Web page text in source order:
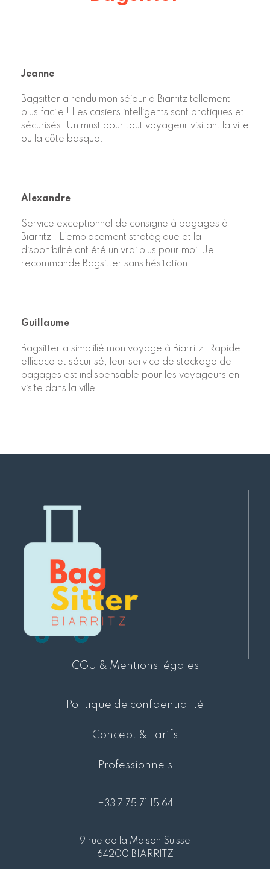
Jeanne
Bagsitter a rendu mon séjour à Biarritz tellement
plus facile ! Les casiers intelligents sont pratiques et
sécurisés. Un must pour tout voyageur visitant la ville
ou la côte basque.
Alexandre
Service exceptionnel de consigne à bagages à
Biarritz ! L’emplacement stratégique et la
disponibilité ont été un vrai plus pour moi. Je
recommande Bagsitter sans hésitation.
Guillaume
Bagsitter a simplifié mon voyage à Biarritz. Rapide,
efficace et sécurisé, leur service de stockage de
bagages est indispensable pour les voyageurs en
visite dans la ville.
CGU & Mentions légales
Politique de confidentialité
Concept & Tarifs
Professionnels
+33 7 75 71 15 64
9 rue de la Maison Suisse
64200 BIARRITZ